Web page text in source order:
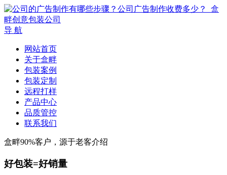
导 航
网站首页
关于盒畔
包装案例
包装定制
远程打样
产品中心
品质管控
联系我们
盒畔90%客户，源于老客介绍
好包装=好销量